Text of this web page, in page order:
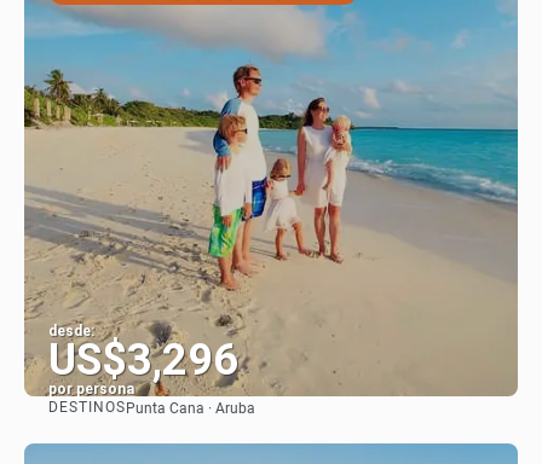
desde:
US$3,296
por persona
DESTINOSPunta Cana · Aruba